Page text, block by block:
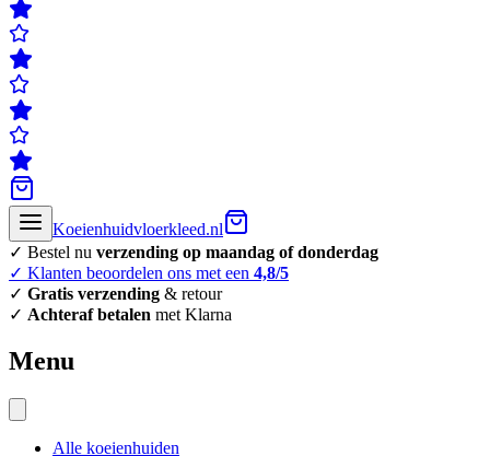
Koeienhuidvloerkleed.nl
✓ Bestel nu verzending op maandag of donderdag
✓ Klanten beoordelen ons met een 4,8/5
✓ Gratis verzending & retour
✓ Achteraf betalen met Klarna
Menu
Alle koeienhuiden